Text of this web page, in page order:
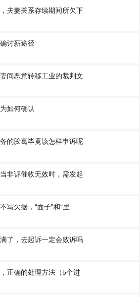
夫妻关系存续期间所欠下
讨薪途径
间恶意转移工业的裁判文
如何确认
的胶葛毕竟该怎样申诉呢
非诉催收无效时，需发起
写欠据，“面子”和“里
了，去起诉一定会败诉吗
正确的处理方法（5个进